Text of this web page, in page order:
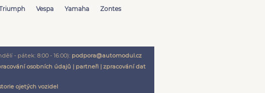
Vespa Yamaha Zontes
- pátek: 8:00 - 16:00): podpora@automodul.cz
osobních údajů | partneři| zpracování dat
ojetých vozidel